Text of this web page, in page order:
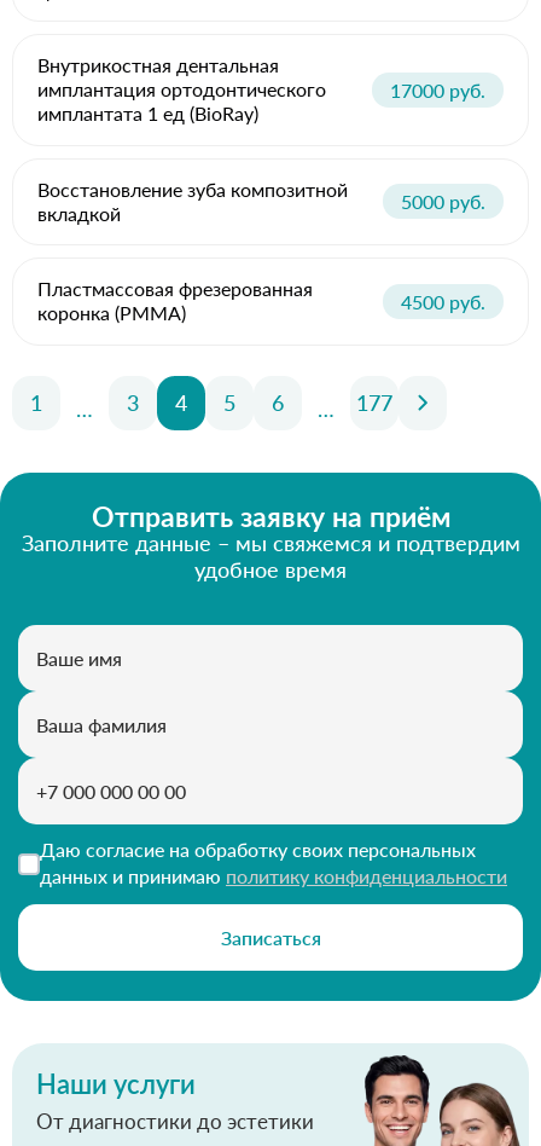
Внутрикостная дентальная
имплантация ортодонтического
имплантата 1 ед (BioRay)
17000 руб.
Восстановление зуба композитной
вкладкой
5000 руб.
Пластмассовая фрезерованная
коронка (PMMA)
4500 руб.
1 … 3 4 5 6 … 177
Отправить заявку на приём
Заполните данные – мы свяжемся и подтвердим
удобное время
Даю согласие на обработку своих персональных
данных и принимаю политику конфиденциальности
Записаться
Наши услуги
От диагностики до эстетики